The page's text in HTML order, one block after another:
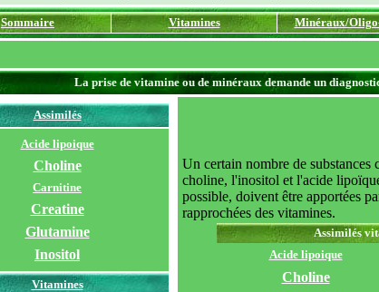
Sommaire Vitamines Minéraux/
La prise de vitamine ou de minéraux demande un
Assimilés
Acide lipoique
Choline
Carnitine
Creatine
Glutamine
Inositol
Vitamines
Un certain nombre de
choline, l'inositol et l'acide
possible, doivent être apportées
rapprochées des vitamines.
Assimilés
Acide lipoique
Choline